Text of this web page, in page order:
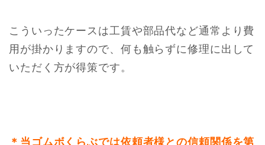
こういったケースは工賃や部品代など通常より費
用が掛かりますので、何も触らずに修理に出して
いただく方が得策です。
＊当ゴムボくらぶでは依頼者様との信頼関係を第